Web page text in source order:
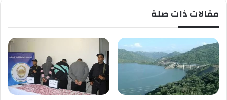
7
0
%
خ
ل
ا
ل
ش
ة
ن
ش
ا
ط
ا
ت
ا
مقالات ذات صلة